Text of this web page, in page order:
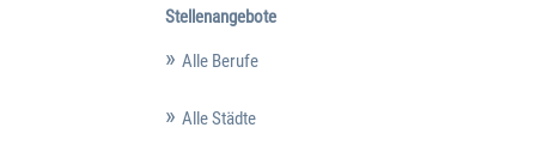
Stellenangebote
Alle Berufe
Alle Städte